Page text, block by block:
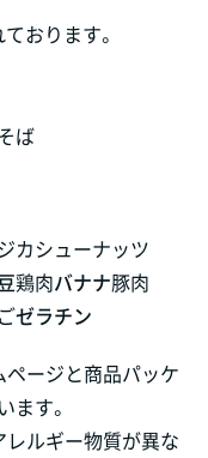
おります。
ば
カシューナッツ
鶏肉バナナ豚肉
ゼラチン
ページと商品パッケ
す。
レルギー物質が異な